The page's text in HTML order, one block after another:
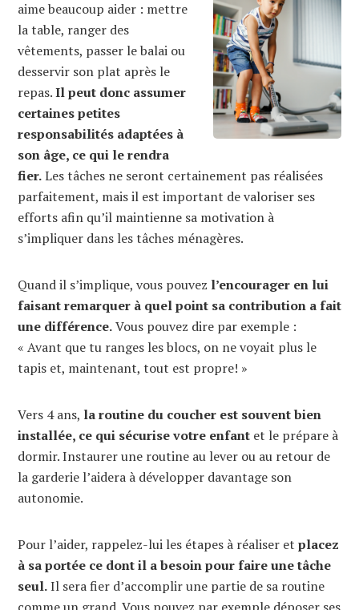
aime beaucoup aider : mettre
la table, ranger des
vêtements, passer le balai ou
desservir son plat après le
repas.Il peut donc assumer
certaines petites
responsabilités adaptées à
son âge, ce qui le rendra
fier.Les tâches ne seront certainement pas réalisées
parfaitement, mais il est important de valoriser ses
efforts afin qu’il maintienne sa motivation à
s’impliquer dans les tâches ménagères.
Quand il s’implique, vous pouvez l’encourager en lui
faisant remarquer à quel point sa contribution a fait
une différence.Vous pouvez dire par exemple :
« Avant que tu ranges les blocs, on ne voyait plus le
tapis et, maintenant, tout est propre! »
Vers 4 ans, la routine du coucher est souvent bien
installée, ce qui sécurise votre enfant et le prépare à
dormir. Instaurer une routine au lever ou au retour de
la garderie l’aidera à développer davantage son
autonomie.
Pour l’aider, rappelez-lui les étapes à réaliser et placez
à sa portée ce dont il a besoin pour faire une tâche
seul.Il sera fier d’accomplir une partie de sa routine